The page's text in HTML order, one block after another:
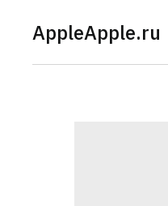
AppleApple.ru